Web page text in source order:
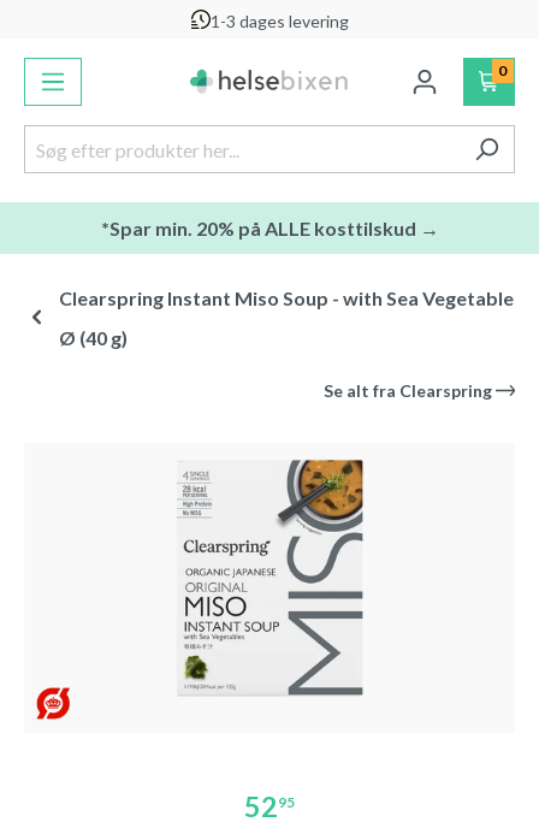
1-3 dages levering
0
*Spar min. 20% på ALLE kosttilskud →
Clearspring Instant Miso Soup - with Sea Vegetable
Ø (40 g)
Se alt fra Clearspring
Spring over billedgalleri
5295